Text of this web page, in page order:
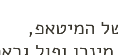
של המיטאפ,